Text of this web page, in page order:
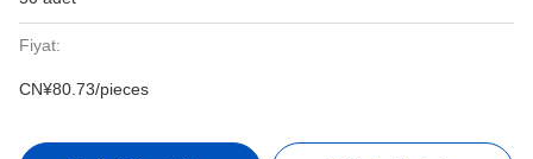
Fiyat:
CN¥80.73/pieces